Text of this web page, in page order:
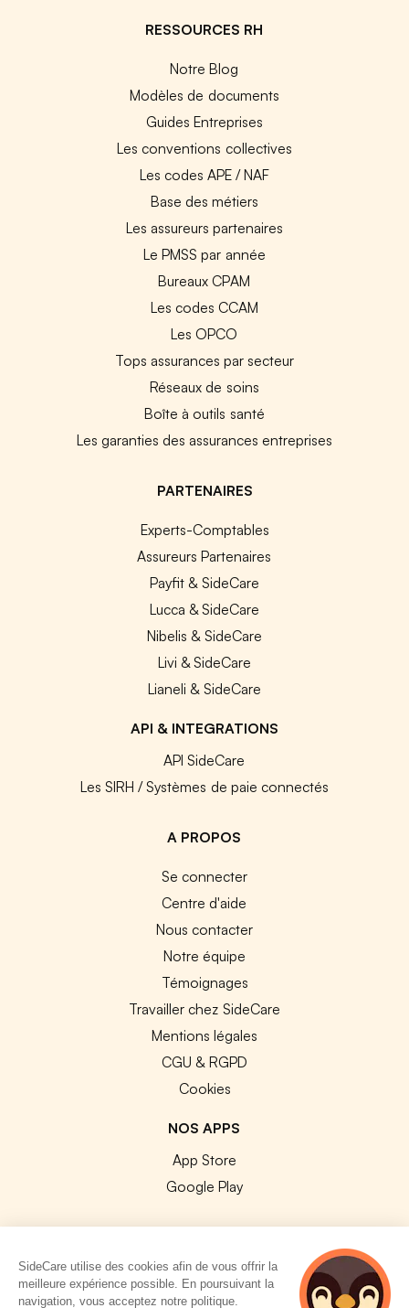
RESSOURCES RH
Notre Blog
Modèles de documents
Guides Entreprises
Les conventions collectives
Les codes APE / NAF
Base des métiers
Les assureurs partenaires
Le PMSS par année
Bureaux CPAM
Les codes CCAM
Les OPCO
Tops assurances par secteur
Réseaux de soins
Boîte à outils santé
Les garanties des assurances entreprises
PARTENAIRES
Experts-Comptables
Assureurs Partenaires
Payfit & SideCare
Lucca & SideCare
Nibelis & SideCare
Livi & SideCare
Lianeli & SideCare
API & INTEGRATIONS
API SideCare
Les SIRH / Systèmes de paie connectés
A PROPOS
Se connecter
Centre d'aide
Nous contacter
Notre équipe
Témoignages
Travailler chez SideCare
Mentions légales
CGU & RGPD
Cookies
NOS APPS
App Store
Google Play
© 2026 SideCare. Tous droits réservés.
SideCare utilise des cookies afin de vous offrir la
meilleure expérience possible. En poursuivant la
navigation, vous acceptez notre politique.